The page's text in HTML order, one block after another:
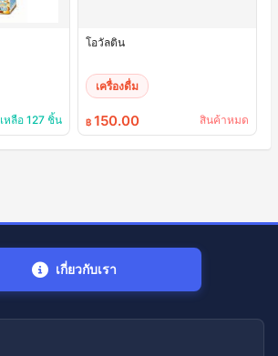
เหลือ 127 ชิ้น
โอวัลติน
เครื่องดื่ม
฿ 150.00 สินค้าหมด
เกี่ยวกับเรา